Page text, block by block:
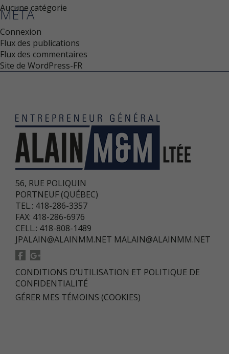
Aucune catégorie
MÉTA
Connexion
Flux des publications
Flux des commentaires
Site de WordPress-FR
56, RUE POLIQUIN
PORTNEUF (QUÉBEC)
TEL.: 418-286-3357
FAX: 418-286-6976
CELL.: 418-808-1489
JPALAIN@ALAINMM.NET MALAIN@ALAINMM.NET
CONDITIONS D’UTILISATION ET POLITIQUE DE
CONFIDENTIALITÉ
GÉRER MES TÉMOINS (COOKIES)